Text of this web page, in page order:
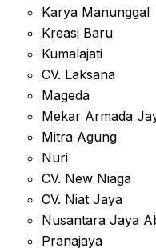
Karya Manunggal
Kreasi Baru
Kumalajati
CV. Laksana
Mageda
Mekar Armada
Mitra Agung
Nuri
CV. New Niaga
CV. Niat Jaya
Nusantara Jaya
Pranajaya